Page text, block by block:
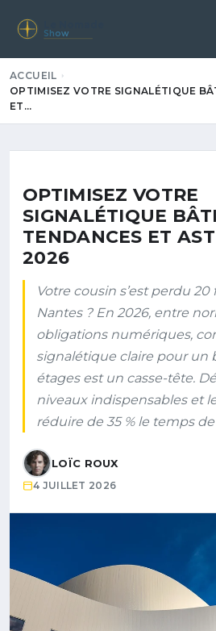
Show
ACCUEIL
OPTIMISEZ VOTRE SIGNALÉTIQUE
ET…
OPTIMISEZ VOTRE
SIGNALÉTIQUE
TENDANCES ET
2026
Votre cousin s’est perdu 20
Nantes ? En 2026, entre
obligations numériques,
signalétique claire pour un
étages est un casse-tête.
niveaux indispensables et
réduire de 35 % le temps
LOÏC ROUX
4 JUILLET 2026